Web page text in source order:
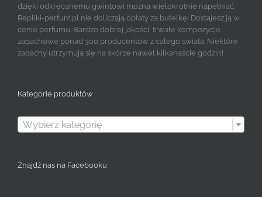
dzięki odkręcanemu gwintowi można wielokrotnie napełniać.
Repliki-perfum.pl nie doliczają opłaty za butelkę! Dostajesz ją w
cenie perfumu. Bardzo dobrej jakości, trwałe kompozycje
zapachowe ponad 300 producentów z całego świata. Niektóre
zapachy utrzymują się na skórze nawet kilkanaście godzin!
Kategorie produktów
Wybierz kategorię
Znajdź nas na Facebooku